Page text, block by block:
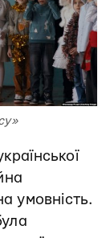
умовність.